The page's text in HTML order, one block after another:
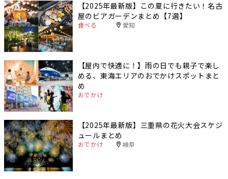
【2025年最新版】この夏に行きたい！名古
屋のビアガーデンまとめ【7選】
食べる 愛知
【屋内で快適に！】雨の日でも親子で楽し
める、東海エリアのおでかけスポットまと
め
おでかけ
【2025年最新版】三重県の花火大会スケジ
ュールまとめ
おでかけ 岐阜